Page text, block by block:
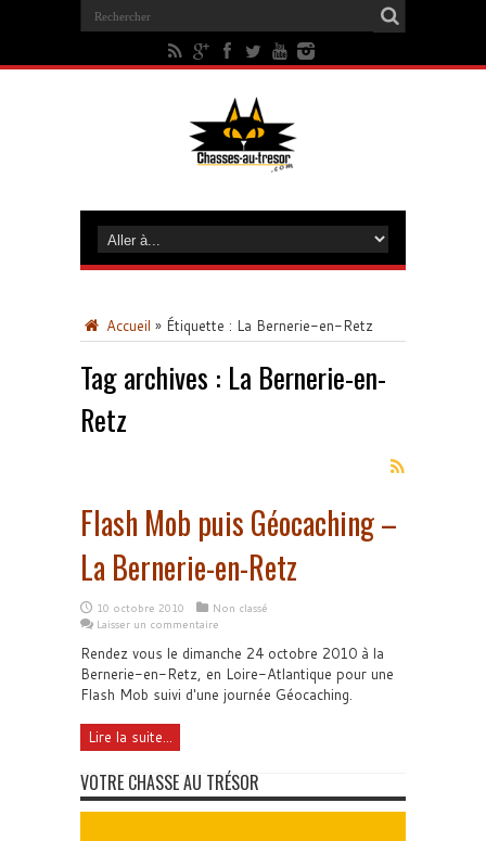
Accueil » Étiquette : La Bernerie-en-Retz
Tag archives : La Bernerie-en-
Retz
Flash Mob puis Géocaching –
La Bernerie-en-Retz
10 octobre 2010
Non classé
Laisser un commentaire
Rendez vous le dimanche 24 octobre 2010 à la
Bernerie-en-Retz, en Loire-Atlantique pour une
Flash Mob suivi d'une journée Géocaching.
Lire la suite...
VOTRE CHASSE AU TRÉSOR